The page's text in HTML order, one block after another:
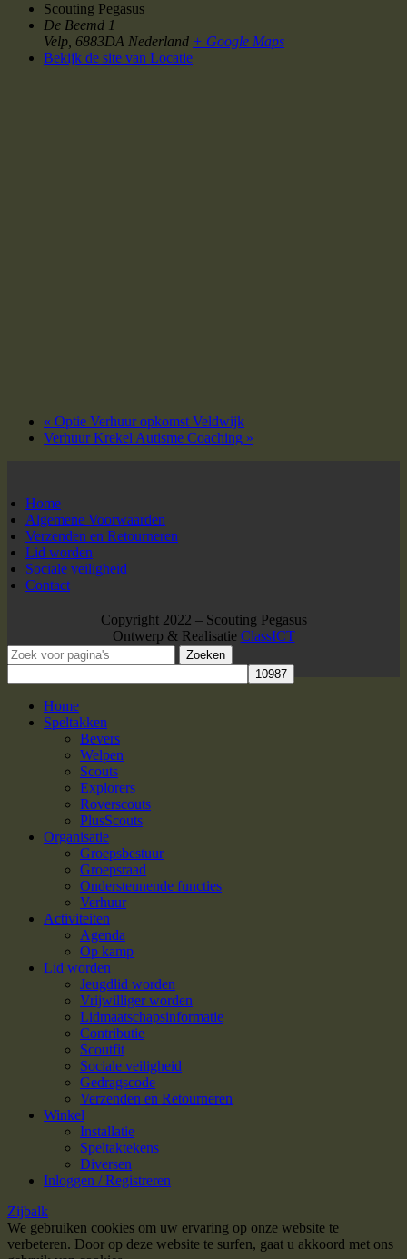
Scouting Pegasus
De Beemd 1
Velp 6883DA Nederland + Google Maps
Bekijk de site van Locatie
« Optie Verhuur opkomst Veldwijk
Verhuur Krekel Autisme Coaching »
Home
Algemene Voorwaarden
Verzenden en Retourneren
Lid worden
Sociale veiligheid
Contact
Copyright 2022 – Scouting Pegasus
Ontwerp & Realisatie ClassICT
Zoeken
Home
Speltakken
Bevers
Welpen
Scouts
Explorers
Roverscouts
PlusScouts
Organisatie
Groepsbestuur
Groepsraad
Ondersteunende functies
Verhuur
Activiteiten
Agenda
Op kamp
Lid worden
Jeugdlid worden
Vrijwilliger worden
Lidmaatschapsinformatie
Contributie
Scoutfit
Sociale veiligheid
Gedragscode
Verzenden en Retourneren
Winkel
Installatie
Speltaktekens
Diversen
Inloggen / Registreren
Zijbalk
We gebruiken cookies om uw ervaring op onze website te
verbeteren. Door op deze website te surfen, gaat u akkoord met ons